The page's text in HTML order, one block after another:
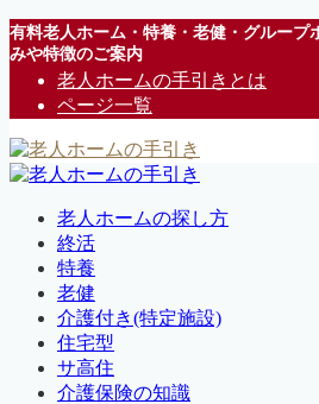
有料老人ホーム・特養・老健・グループ
みや特徴のご案内
老人ホームの手引きとは
ページ一覧
老人ホームの探し方
終活
特養
老健
介護付き(特定施設)
住宅型
サ高住
介護保険の知識